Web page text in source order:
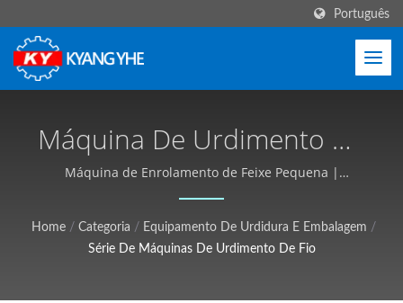
Português
Máquina De Urdimento De
Fio | Máquinas De Tecido
Estreito E Etiquetas,
Serviço Global - Kyang Yhe
Máquina de Enrolamento de Feixe Pequena |
Máquinas Têxteis de Alta Eficiência, Prazo de Entrega
Home / Categoria / Equipamento De Urdidura E Embalagem /
Série De Máquinas De Urdimento De Fio